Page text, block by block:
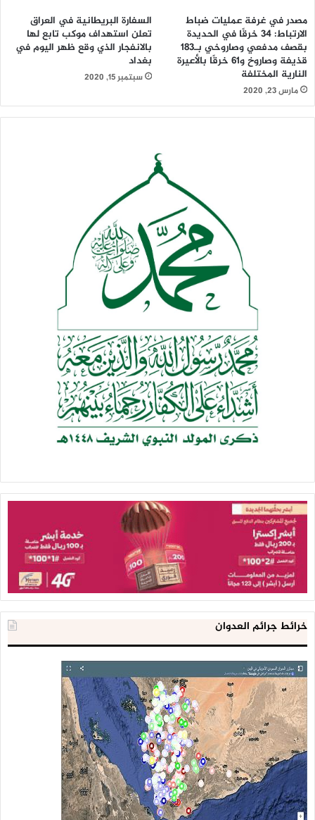
مصدر في غرفة عمليات ضباط
الارتباط: 34 خرقًا في الحديدة
بقصف مدفعي وصاروخي بـ183
قذيفة وصاروخ و61 خرقًا بالأعيرة
النارية المختلفة
مارس 23, 2020
السفارة البريطانية في العراق
تعلن استهداف موكب تابع لها
بالانفجار الذي وقع ظهر اليوم في
بغداد
سبتمبر 15, 2020
خرائط جرائم العدوان